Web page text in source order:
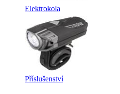
Elektrokola
Příslušenství